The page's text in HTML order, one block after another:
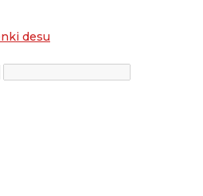
desu